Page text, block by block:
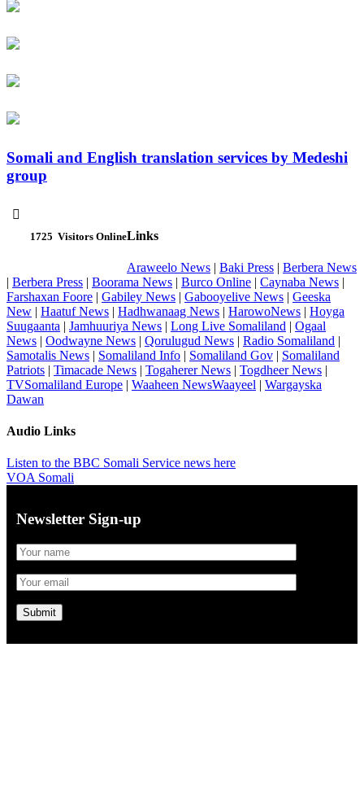
Somali and English translation services by Medeshi
group

1725 Visitors OnlineLinks
Araweelo News | Baki Press | Berbera News
| Berbera Press | Boorama News | Burco Online | Caynaba News |
Farshaxan Foore | Gabiley News | Gabooyelive News | Geeska
New | Haatuf News | Hadhwanaag News | HarowoNews | Hoyga
Suugaanta | Jamhuuriya News | Long Live Somaliland | Ogaal
News | Oodwayne News | Qorulugud News | Radio Somaliland |
Samotalis News | Somaliland Info | Somaliland Gov | Somaliland
Patriots | Timacade News | Togaherer News | Togdheer News |
TVSomaliland Europe | Waaheen NewsWaayeel | Wargayska
Dawan
Audio Links
Listen to the BBC Somali Service news here
VOA Somali
Newsletter Sign-up